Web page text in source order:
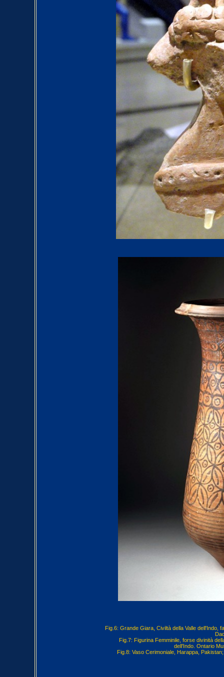
Fig.6: Grande Giara, Civiltà della Valle dell'Indo,
Fig.7: Figurina Femminile, forse divinità
dell'Indo. Ontario
Fig.8: Vaso Cerimoniale, Harappa,